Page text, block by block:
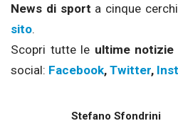
News di sport a cinque
sito.
Scopri tutte le ultime notizie
social: Facebook, Twitter,
Stefano Sfondrini